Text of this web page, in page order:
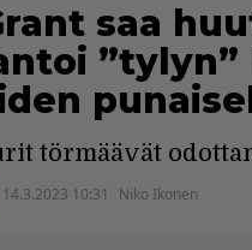
saa
törmäävät
14.3.2023 10:31 Niko Ikonen